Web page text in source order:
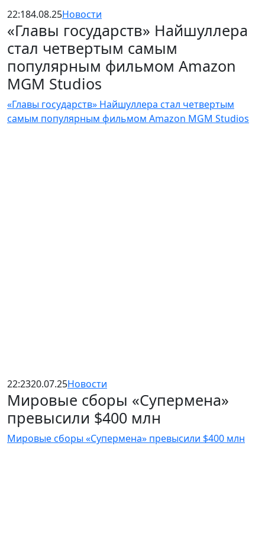
22:184.08.25Новости
«Главы государств» Найшуллера
стал четвертым самым
популярным фильмом Amazon
MGM Studios
«Главы государств» Найшуллера стал четвертым
самым популярным фильмом Amazon MGM Studios
22:2320.07.25Новости
Мировые сборы «Супермена»
превысили $400 млн
Мировые сборы «Супермена» превысили $400 млн